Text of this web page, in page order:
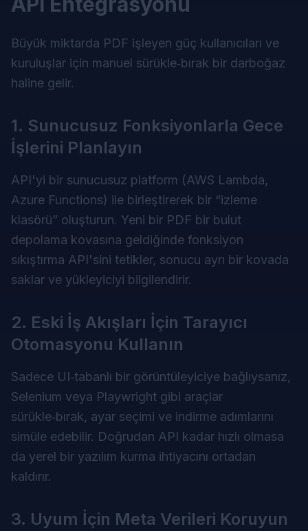
Büyük miktarda PDF işleyen güç kullanıcıları ve
kuruluşlar için manuel sürükle‑bırak bir darboğaz
haline gelir.
1. Sunucusuz Fonksiyonlarla Gece
İşlerini Planlayın
API'yi bir sunucusuz platform (AWS Lambda,
Azure Functions) ile birleştirerek bir “izleme
klasörü” oluşturun. Yeni bir PDF bir bulut
depolama kovasına geldiğinde fonksiyon
sıkıştırma API'sini tetikler, sonucu ayrı bir kovada
saklar ve yükleyiciyi bilgilendirir.
2. Eski İş Akışları İçin Tarayıcı
Otomasyonu Kullanın
Sadece UI‑tabanlı bir görüntüleyiciye bağlıysanız,
Selenium veya Playwright gibi araçlar
sürükle‑bırak, ayar seçimi ve indirme adımlarını
simüle edebilir. Doğrudan API kadar hızlı olmasa
da yerel bir yazılım kurma ihtiyacını ortadan
kaldırır.
3. Uyum İçin Meta Verileri Koruyun